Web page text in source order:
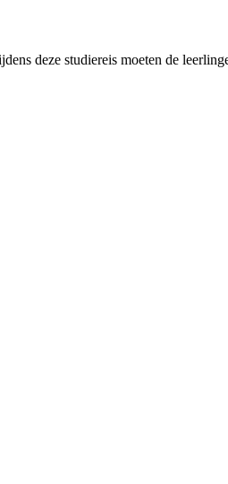
deze studiereis moeten de